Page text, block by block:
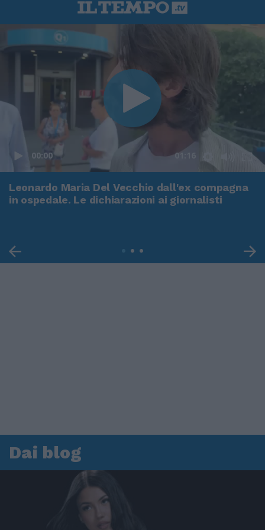
00:00 01:16
Leonardo Maria Del Vecchio dall'ex compagna
in ospedale. Le dichiarazioni ai giornalisti
Dai blog